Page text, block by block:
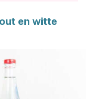
en witte